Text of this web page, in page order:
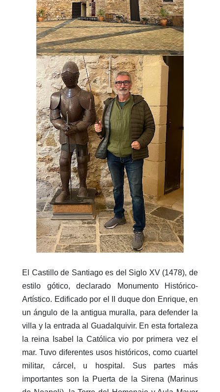
El Castillo de Santiago es del Siglo XV (1478), de
estilo gótico, declarado Monumento Histórico-
Artístico. Edificado por el II duque don Enrique, en
un ángulo de la antigua muralla, para defender la
villa y la entrada al Guadalquivir. En esta fortaleza
la reina Isabel la Católica vio por primera vez el
mar. Tuvo diferentes usos históricos, como cuartel
militar, cárcel, u hospital. Sus partes más
importantes son la Puerta de la Sirena (Marinus